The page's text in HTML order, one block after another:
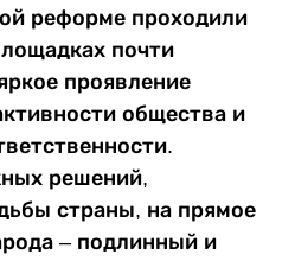
реформе проходили
почти
проявление
общества и
решений,
страны, на прямое
– подлинный и